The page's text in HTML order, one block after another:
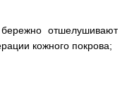
отшелушивают
кожного покрова;